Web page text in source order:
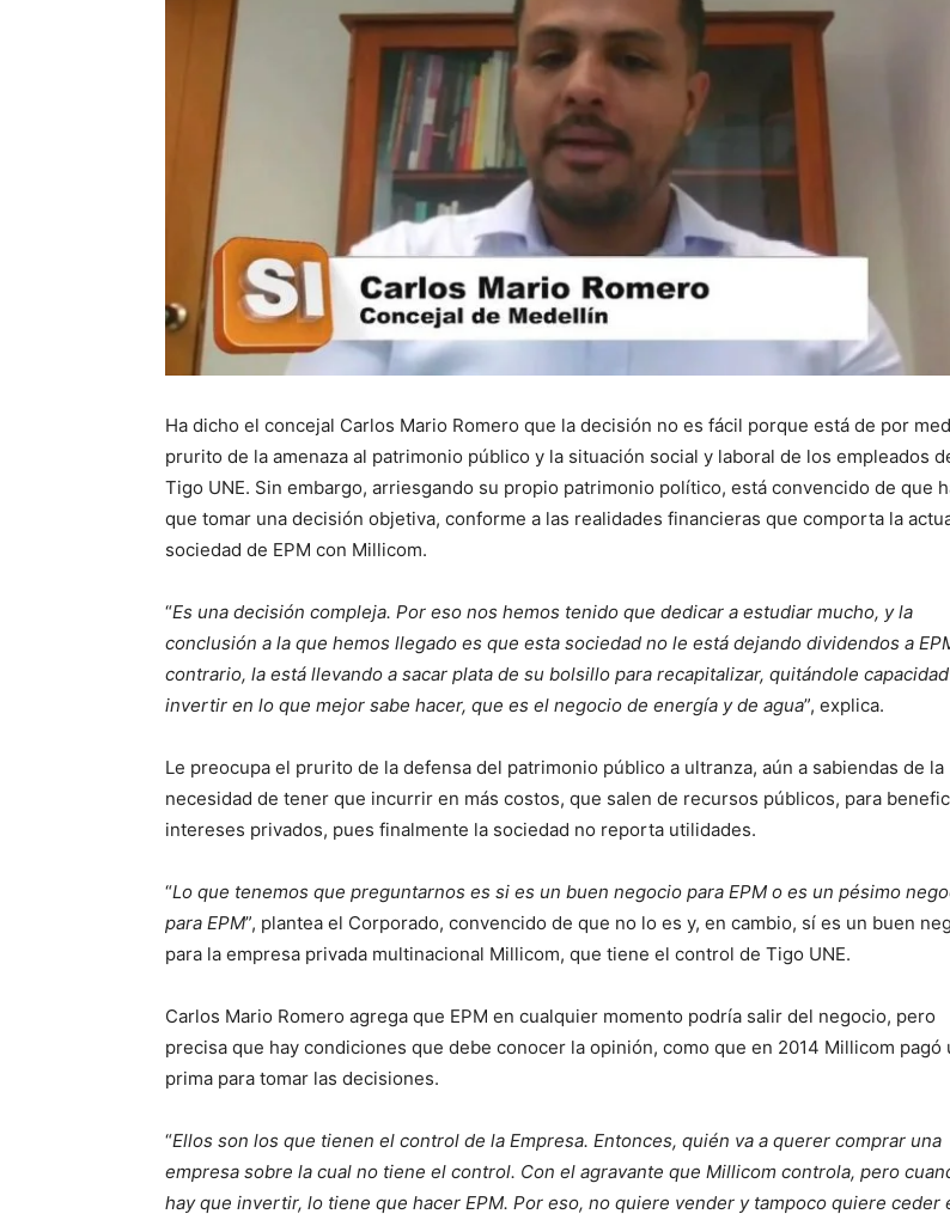
Ha dicho el concejal Carlos Mario Romero que la decisión no es fácil porque está de por
prurito de la amenaza al patrimonio público y la situación social y laboral de los empleados
Tigo UNE. Sin embargo, arriesgando su propio patrimonio político, está convencido de que
que tomar una decisión objetiva, conforme a las realidades financieras que comporta la
sociedad de EPM con Millicom.
“Es una decisión compleja. Por eso nos hemos tenido que dedicar a estudiar mucho, y la
conclusión a la que hemos llegado es que esta sociedad no le está dejando dividendos a
contrario, la está llevando a sacar plata de su bolsillo para recapitalizar, quitándole
invertir en lo que mejor sabe hacer, que es el negocio de energía y de agua”, explica.
Le preocupa el prurito de la defensa del patrimonio público a ultranza, aún a sabiendas de la
necesidad de tener que incurrir en más costos, que salen de recursos públicos, para
intereses privados, pues finalmente la sociedad no reporta utilidades.
“Lo que tenemos que preguntarnos es si es un buen negocio para EPM o es un pésimo
para EPM”, plantea el Corporado, convencido de que no lo es y, en cambio, sí es un buen
para la empresa privada multinacional Millicom, que tiene el control de Tigo UNE.
Carlos Mario Romero agrega que EPM en cualquier momento podría salir del negocio, pero
precisa que hay condiciones que debe conocer la opinión, como que en 2014 Millicom pagó
prima para tomar las decisiones.
“Ellos son los que tienen el control de la Empresa. Entonces, quién va a querer comprar una
empresa sobre la cual no tiene el control. Con el agravante que Millicom controla, pero
hay que invertir, lo tiene que hacer EPM. Por eso, no quiere vender y tampoco quiere ceder